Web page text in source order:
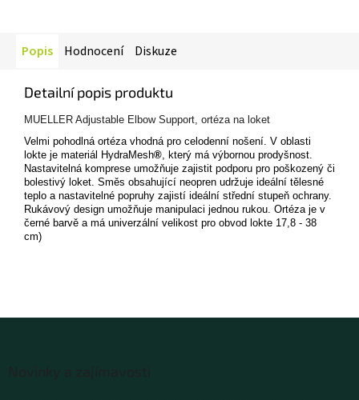
Popis Hodnocení Diskuze
Detailní popis produktu
MUELLER Adjustable Elbow Support, ortéza na loket
Velmi pohodlná ortéza vhodná pro celodenní nošení. V oblasti
lokte je materiál HydraMesh® , který má výbornou prodyšnost.
Nastavitelná komprese umožňuje zajistit podporu pro poškozený či
bolestivý loket. Směs obsahující neopren udržuje ideální tělesné
teplo a nastavitelné popruhy zajistí ideální střední stupeň ochrany.
Rukávový design umožňuje manipulaci jednou rukou. Ortéza je v
černé barvě a má univerzální velikost pro obvod lokte 17,8 - 38
cm)